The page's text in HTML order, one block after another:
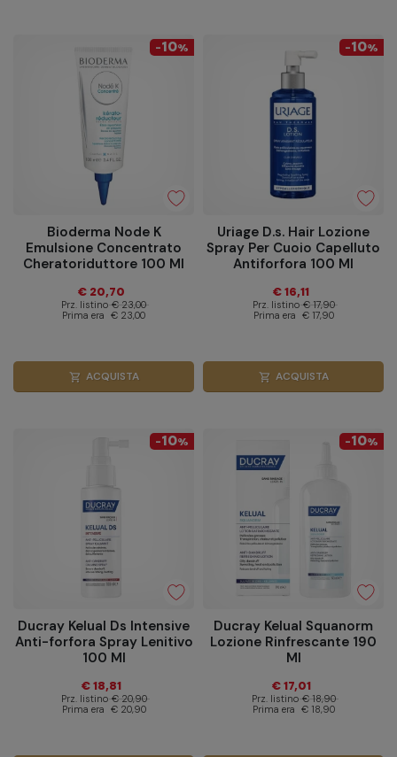
-10%
Bioderma Node K
Emulsione Concentrato
Cheratoriduttore 100 Ml
€ 20,70
Prz. listino € 23,00
Prima era € 23,00
shopping_cart ACQUISTA
-10%
Uriage D.s. Hair Lozione
Spray Per Cuoio Capelluto
Antiforfora 100 Ml
€ 16,11
Prz. listino € 17,90
Prima era € 17,90
shopping_cart ACQUISTA
-10%
Ducray Kelual Ds Intensive
Anti-forfora Spray Lenitivo
100 Ml
€ 18,81
Prz. listino € 20,90
Prima era € 20,90
-10%
Ducray Kelual Squanorm
Lozione Rinfrescante 190
Ml
€ 17,01
Prz. listino € 18,90
Prima era € 18,90